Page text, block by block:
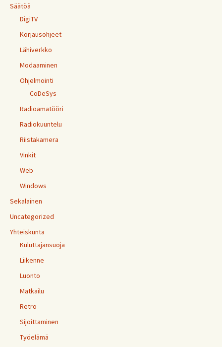
Säätöä
DigiTV
Korjausohjeet
Lähiverkko
Modaaminen
Ohjelmointi
CoDeSys
Radioamatööri
Radiokuuntelu
Riistakamera
Vinkit
Web
Windows
Sekalainen
Uncategorized
Yhteiskunta
Kuluttajansuoja
Liikenne
Luonto
Matkailu
Retro
Sijoittaminen
Työelämä